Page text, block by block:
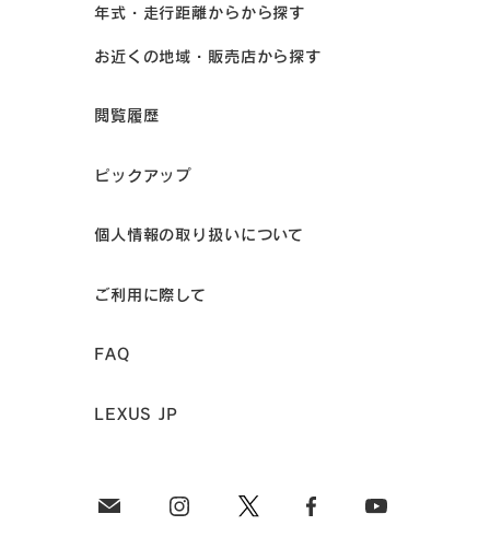
年式・走行距離からから探す
お近くの地域・販売店から探す
閲覧履歴
ピックアップ
個人情報の取り扱いについて
ご利用に際して
FAQ
LEXUS JP